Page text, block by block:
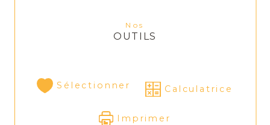
Nos
OUTILS
Sélectionner Calculatrice
Imprimer